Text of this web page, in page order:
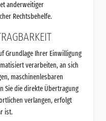
anderweitiger
Rechtsbehelfe.
Grundlage Ihrer Einwilligung
verarbeiten, an sich
maschinenlesbaren
Sie die direkte Übertragung
verlangen, erfolgt
ist.